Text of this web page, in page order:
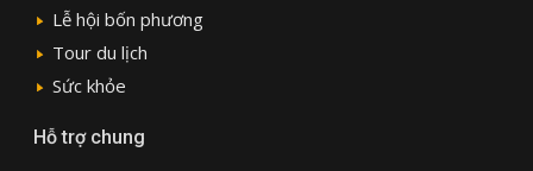
Lễ hội bốn phương
Tour du lịch
Sức khỏe
Hỗ trợ chung